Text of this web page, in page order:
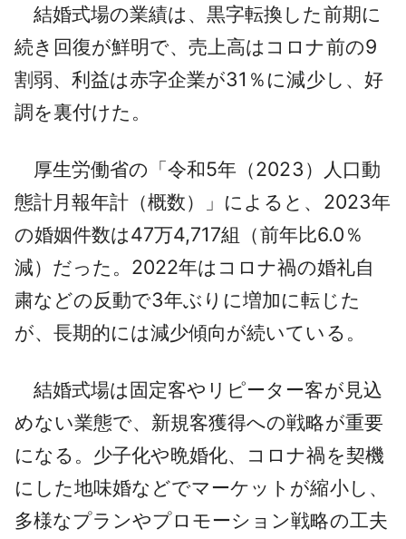
結婚式場の業績は、黒字転換した前期に
続き回復が鮮明で、売上高はコロナ前の9
割弱、利益は赤字企業が31％に減少し、好
調を裏付けた。
厚生労働省の「令和5年（2023）人口動
態計月報年計（概数）」によると、2023年
の婚姻件数は47万4,717組（前年比6.0％
減）だった。2022年はコロナ禍の婚礼自
粛などの反動で3年ぶりに増加に転じた
が、長期的には減少傾向が続いている。
結婚式場は固定客やリピーター客が見込
めない業態で、新規客獲得への戦略が重要
になる。少子化や晩婚化、コロナ禍を契機
にした地味婚などでマーケットが縮小し、
多様なプランやプロモーション戦略の工夫